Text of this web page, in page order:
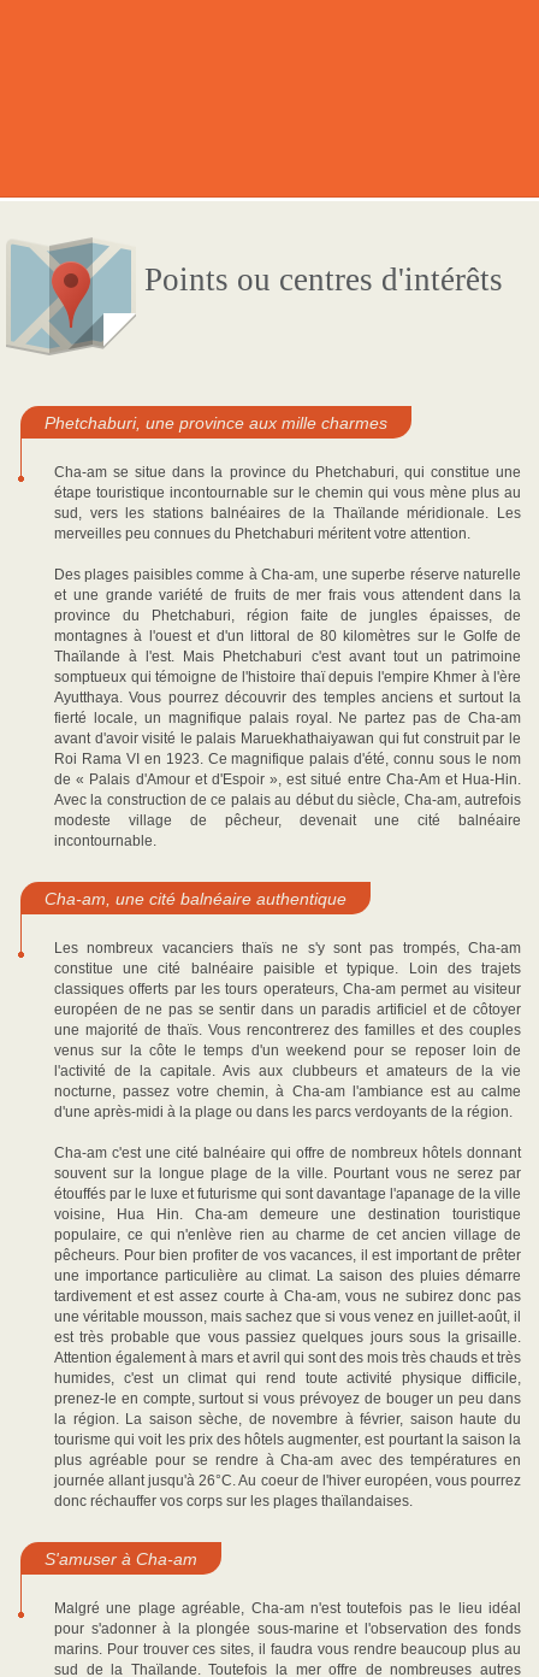
Points ou centres d'intérêts
Phetchaburi, une province aux mille charmes
Cha-am se situe dans la province du Phetchaburi, qui constitue une
étape touristique incontournable sur le chemin qui vous mène plus au
sud, vers les stations balnéaires de la Thaïlande méridionale. Les
merveilles peu connues du Phetchaburi méritent votre attention.
Des plages paisibles comme à Cha-am, une superbe réserve naturelle
et une grande variété de fruits de mer frais vous attendent dans la
province du Phetchaburi, région faite de jungles épaisses, de
montagnes à l'ouest et d'un littoral de 80 kilomètres sur le Golfe de
Thaïlande à l'est. Mais Phetchaburi c'est avant tout un patrimoine
somptueux qui témoigne de l'histoire thaï depuis l'empire Khmer à l'ère
Ayutthaya. Vous pourrez découvrir des temples anciens et surtout la
fierté locale, un magnifique palais royal. Ne partez pas de Cha-am
avant d'avoir visité le palais Maruekhathaiyawan qui fut construit par le
Roi Rama VI en 1923. Ce magnifique palais d'été, connu sous le nom
de « Palais d'Amour et d'Espoir », est situé entre Cha-Am et Hua-Hin.
Avec la construction de ce palais au début du siècle, Cha-am, autrefois
modeste village de pêcheur, devenait une cité balnéaire
incontournable.
Cha-am, une cité balnéaire authentique
Les nombreux vacanciers thaïs ne s'y sont pas trompés, Cha-am
constitue une cité balnéaire paisible et typique. Loin des trajets
classiques offerts par les tours operateurs, Cha-am permet au visiteur
européen de ne pas se sentir dans un paradis artificiel et de côtoyer
une majorité de thaïs. Vous rencontrerez des familles et des couples
venus sur la côte le temps d'un weekend pour se reposer loin de
l'activité de la capitale. Avis aux clubbeurs et amateurs de la vie
nocturne, passez votre chemin, à Cha-am l'ambiance est au calme
d'une après-midi à la plage ou dans les parcs verdoyants de la région.
Cha-am c'est une cité balnéaire qui offre de nombreux hôtels donnant
souvent sur la longue plage de la ville. Pourtant vous ne serez par
étouffés par le luxe et futurisme qui sont davantage l'apanage de la ville
voisine, Hua Hin. Cha-am demeure une destination touristique
populaire, ce qui n'enlève rien au charme de cet ancien village de
pêcheurs. Pour bien profiter de vos vacances, il est important de prêter
une importance particulière au climat. La saison des pluies démarre
tardivement et est assez courte à Cha-am, vous ne subirez donc pas
une véritable mousson, mais sachez que si vous venez en juillet-août, il
est très probable que vous passiez quelques jours sous la grisaille.
Attention également à mars et avril qui sont des mois très chauds et très
humides, c'est un climat qui rend toute activité physique difficile,
prenez-le en compte, surtout si vous prévoyez de bouger un peu dans
la région. La saison sèche, de novembre à février, saison haute du
tourisme qui voit les prix des hôtels augmenter, est pourtant la saison la
plus agréable pour se rendre à Cha-am avec des températures en
journée allant jusqu'à 26°C. Au coeur de l'hiver européen, vous pourrez
donc réchauffer vos corps sur les plages thaïlandaises.
S'amuser à Cha-am
Malgré une plage agréable, Cha-am n'est toutefois pas le lieu idéal
pour s'adonner à la plongée sous-marine et l'observation des fonds
marins. Pour trouver ces sites, il faudra vous rendre beaucoup plus au
sud de la Thaïlande. Toutefois la mer offre de nombreuses autres